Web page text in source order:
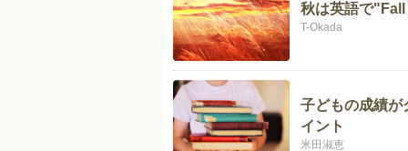
秋は英語で
T-Okada
子どもの成績が
イント
米田淑恵